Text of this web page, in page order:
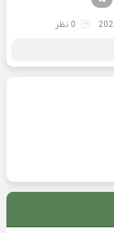
0 نظر